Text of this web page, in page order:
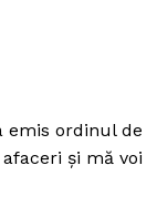
emis ordinul de
şi mă voi